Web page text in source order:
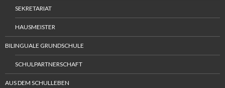
SEKRETARIAT
HAUSMEISTER
BILINGUALE GRUNDSCHULE
SCHULPARTNERSCHAFT
AUS DEM SCHULLEBEN